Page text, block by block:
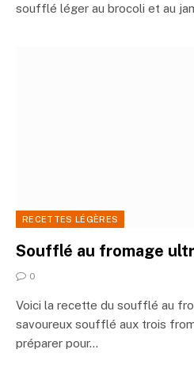
soufflé léger au brocoli et au
RECETTES LÉGÈRES
Soufflé au fromage
0
Voici la recette du soufflé au
savoureux soufflé aux trois
préparer pour…